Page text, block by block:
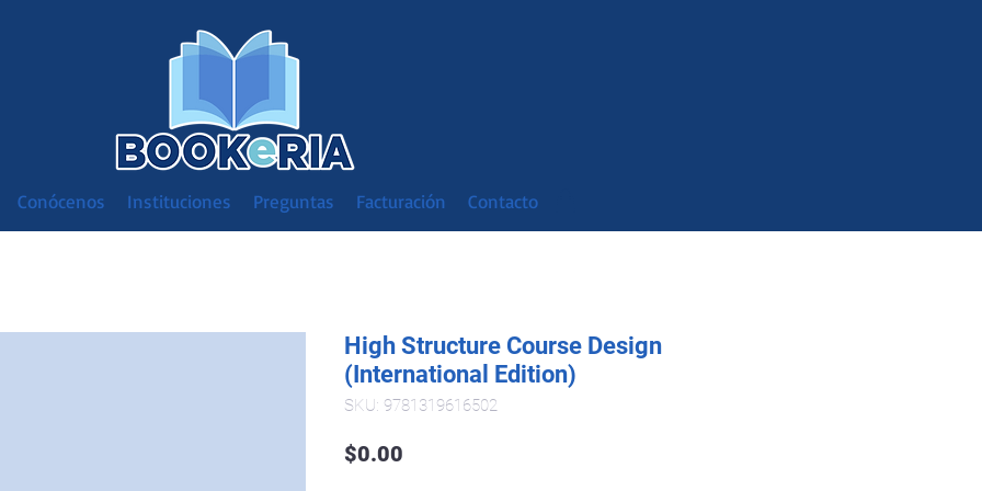
Conócenos Instituciones Preguntas Facturación Contacto
High Structure Course Design
(International Edition)
SKU: 9781319616502
$0.00